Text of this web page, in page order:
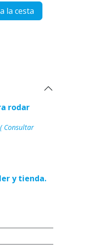
la cesta
rodar
( Consultar
y tienda.